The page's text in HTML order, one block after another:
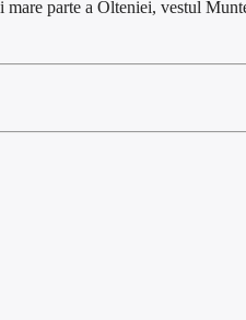
mare parte a Olteniei, vestul